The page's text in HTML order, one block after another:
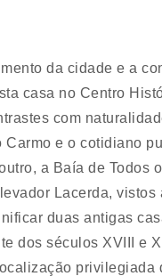
da cidade e a
casa no Centro
com
Carmo e o cotidiano
a Baía de Todos
Lacerda, vistos
duas antigas
dos séculos XVIII e
privilegiada